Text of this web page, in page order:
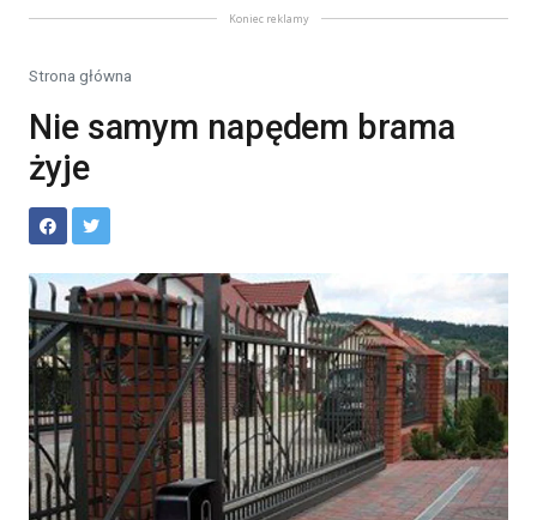
Koniec reklamy
Strona główna
Nie samym napędem brama
żyje